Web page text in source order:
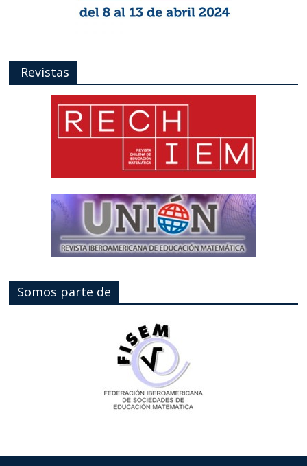
Revistas
Somos parte de